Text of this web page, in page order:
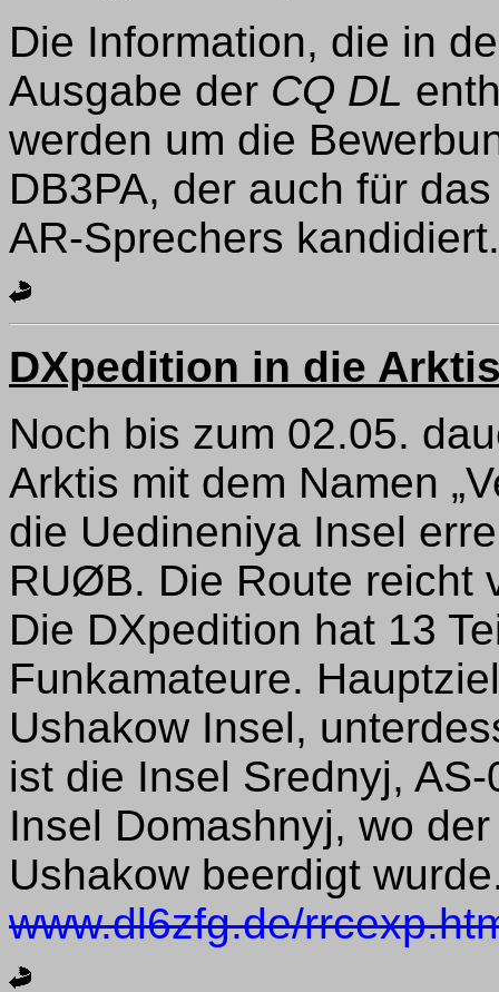
Die Information, die in
Ausgabe der CQ DL
werden um die
DB3PA, der auch für
AR-Sprechers kandidiert.
DXpedition in die
Noch bis zum 02.05.
Arktis mit dem Namen
die Uedineniya Insel
RUØB. Die Route reicht
Die DXpedition hat 13
Funkamateure.
Ushakow Insel,
ist die Insel Srednyj,
Insel Domashnyj, wo
Ushakow beerdigt
www.dl6zfg.de/